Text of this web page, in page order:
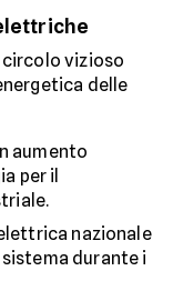
circolo vizioso
delle
aumento
per il
nazionale
durante i